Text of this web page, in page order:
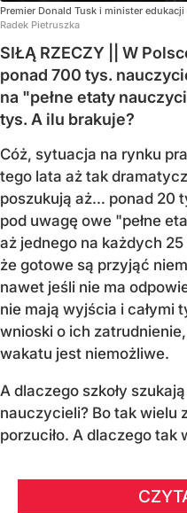
Premier Donald Tusk i minister
Radek Pietruszka
SIŁĄ RZECZY || W
ponad 700 tys.
na "pełne etaty
tys. A ilu brakuje?
Cóż, sytuacja na rynku
tego lata aż tak
poszukują aż… ponad 20
pod uwagę owe "pełne
aż jednego na każdych
że gotowe są przyjąć
nawet jeśli nie ma
nie mają wyjścia i całymi
wnioski o ich
wakatu jest niemożliwe.
A dlaczego szkoły
nauczycieli? Bo tak wielu
porzuciło. A dlaczego tak